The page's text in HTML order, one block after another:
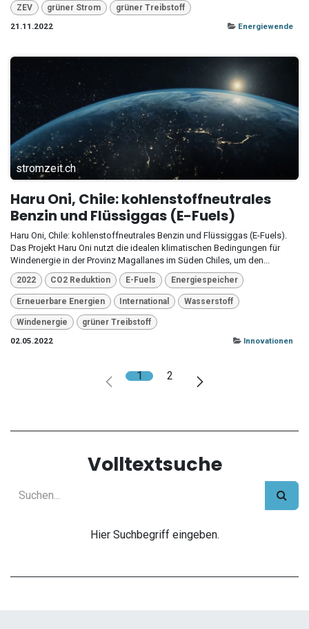
ZEV grüner Strom
grüner Treibstoff
21.11.2022
Energiewende
stromzeit.ch
Haru Oni, Chile: kohlenstoffneutrales
Benzin und Flüssiggas (E-Fuels)
Haru Oni, Chile: kohlenstoffneutrales Benzin und Flüssiggas (E-Fuels).
Das Projekt Haru Oni nutzt die idealen klimatischen Bedingungen für
Windenergie in der Provinz Magallanes im Süden Chiles, um den...
2022 CO2 Reduktion E-Fuels Energiespeicher
Erneuerbare Energien International Wasserstoff
Windenergie
grüner Treibstoff
02.05.2022
Innovationen
1 2
Volltextsuche
Hier Suchbegriff eingeben.